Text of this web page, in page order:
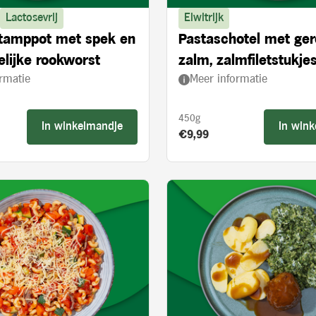
Lactosevrij
met spek en
rookworst
In winkelmandje
Eiwitrijk
Pastaschotel met
zalm,
en spinazie
Meer informatie
450g
Product prijs:
€9,99
In